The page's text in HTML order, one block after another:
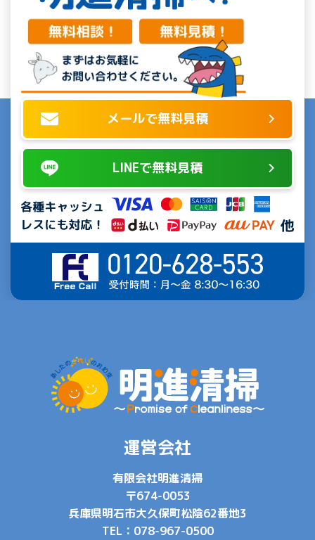
メールで無料見積
LINEで無料見積
運営会社
有限会社明進清掃
〒674-0053
兵庫県明石市大久保町松陰62番地3
TEL： 078-967-0500